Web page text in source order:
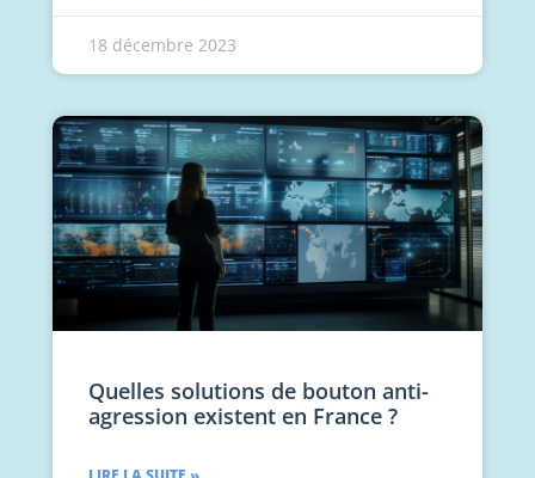
18 décembre 2023
Quelles solutions de bouton anti-
agression existent en France ?